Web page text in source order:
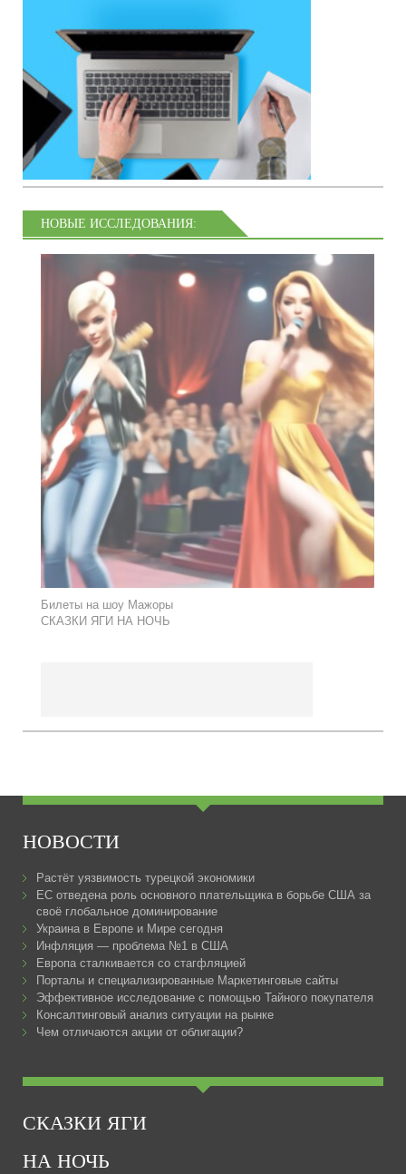
НОВЫЕ ИССЛЕДОВАНИЯ:
Билеты на шоу Мажоры
СКАЗКИ ЯГИ НА НОЧЬ
НОВОСТИ
Растёт уязвимость турецкой экономики
ЕС отведена роль основного плательщика в борьбе США за
своё глобальное доминирование
Украина в Европе и Мире сегодня
Инфляция — проблема №1 в США
Европа сталкивается со стагфляцией
Порталы и специализированные Маркетинговые сайты
Эффективное исследование с помощью Тайного покупателя
Консалтинговый анализ ситуации на рынке
Чем отличаются акции от облигации?
СКАЗКИ ЯГИ
НА НОЧЬ